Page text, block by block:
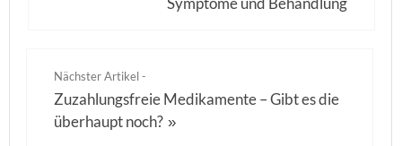
Nächster Artikel -
Zuzahlungsfreie Medikamente – Gibt es die
überhaupt noch? »